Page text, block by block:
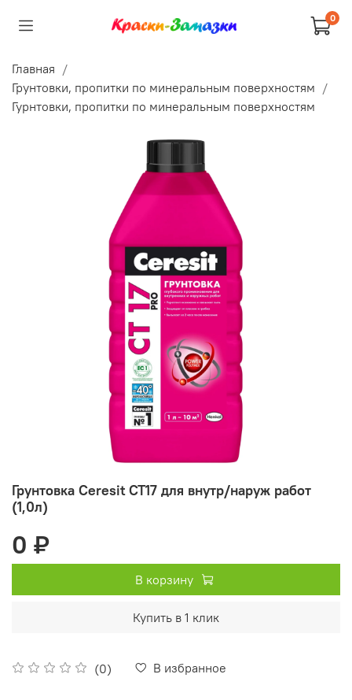
0
Главная
Грунтовки, пропитки по минеральным поверхностям
Гурнтовки, пропитки по минеральным поверхностям
Грунтовка Ceresit СТ17 для внутр/наруж работ
(1,0л)
(0) В избранное
0 ₽
В корзину
Купить в 1 клик